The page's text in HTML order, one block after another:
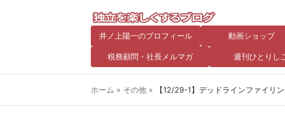
井ノ上陽一のプロフィール 動画ショップ
税務顧問・社長メルマガ 週刊ひとりし
ホーム » その他 » 【12/29-1】デッドラインファイリ